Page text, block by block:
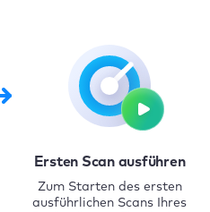
Ersten Scan ausführen
Zum Starten des ersten
ausführlichen Scans Ihres